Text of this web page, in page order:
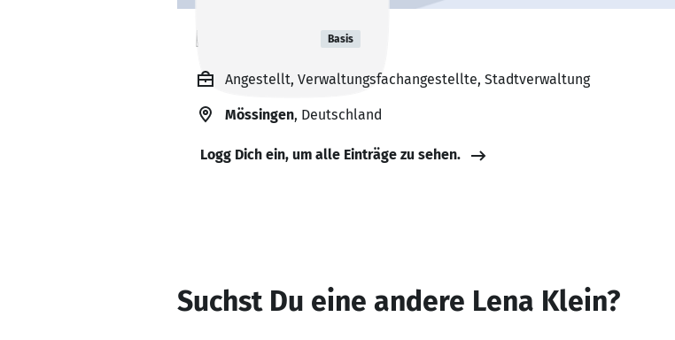
Lena Klein Basis
Angestellt, Verwaltungsfachangestellte, Stadtverwaltung
Mössingen, Deutschland
Logg Dich ein, um alle Einträge zu sehen.
Suchst Du eine andere Lena Klein?